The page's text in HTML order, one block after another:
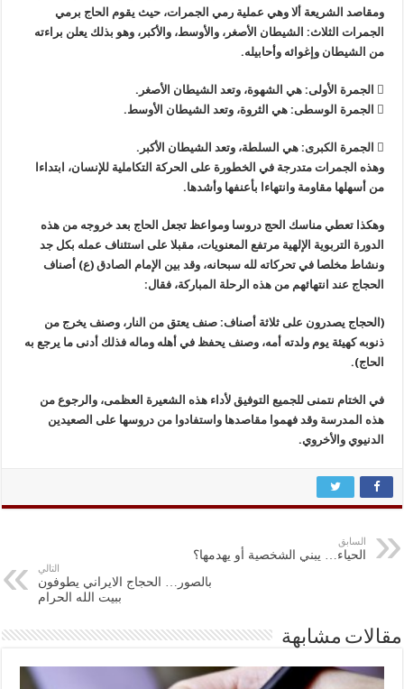
ومقاصد الشريعة ألا وهي عملية رمي الجمرات، حيث يقوم الحاج برمي
الجمرات الثلاث: الشيطان الأصغر، والأوسط، والأكبر، وهو بذلك يعلن براءته
من الشيطان وإغوائه وأحابيله.
 الجمرة الأولى: هي الشهوة، وتعد الشيطان الأصغر.
 الجمرة الوسطى: هي الثروة، وتعد الشيطان الأوسط.
 الجمرة الكبرى: هي السلطة، وتعد الشيطان الأكبر.
وهذه الجمرات متدرجة في الخطورة على الحركة التكاملية للإنسان، ابتداءا
من أسهلها مقاومة وانتهاءا بأعنفها وأشدها.
وهكذا تعطي مناسك الحج دروسا ومواعظ تجعل الحاج بعد خروجه من هذه
الدورة التربوية الإلهية مرتفع المعنويات، مقبلا على استئناف عمله بكل جد
ونشاط مخلصا في تحركاته لله سبحانه، وقد بين الإمام الصادق (ع) أصناف
الحجاج عند انتهائهم من هذه الرحلة المباركة، فقال:
(الحجاج يصدرون على ثلاثة أصناف: صنف يعتق من النار، وصنف يخرج من
ذنوبه كهيئة يوم ولدته أمه، وصنف يحفظ في أهله وماله فذلك أدنى ما يرجع به
الحاج).
في الختام نتمنى للجميع التوفيق لأداء هذه الشعيرة العظمى، والرجوع من
هذه المدرسة وقد فهموا مقاصدها واستفادوا من دروسها على الصعيدين
الدنيوي والأخروي.
السابق
الحياء… يبني الشخصية أو يهدمها؟
التالي
بالصور… الحجاج الايراني يطوفون
ببيت الله الحرام
مقالات مشابهة